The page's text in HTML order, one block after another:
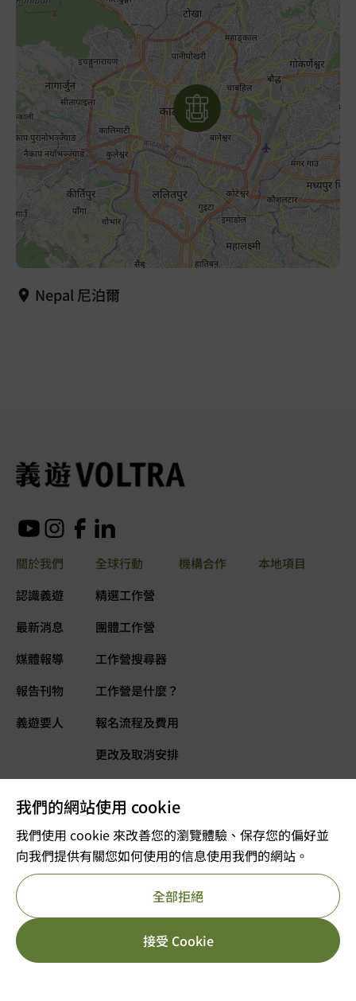
我們的網站使用 cookie
我們使用 cookie 來改善您的瀏覽體驗、保存您的偏好並
向我們提供有關您如何使用的信息使用我們的網站。
接受 Cookie
全部拒絕
HK$
HK$ 立即報名
Nepal 尼泊爾
關於我們
認識義遊
最新消息
媒體報導
報告刊物
義遊要人
全球行動
精選工作營
團體工作營
工作營搜尋器
工作營是什麼？
報名流程及費用
更改及取消安排
本地項目
義遊網誌
機構合作
立即捐款
©2025 版權屬VOLTRA義遊所有
註冊及編號：公司註冊 53610456獲豁免繳稅的慈善團體
參考編號 : 91/11726